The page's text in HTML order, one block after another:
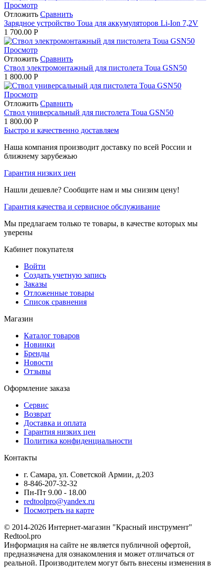
Просмотр
Отложить Сравнить
Зарядное устройство Toua для аккумуляторов Li-Ion 7,2V
1 700.00 Р
Просмотр
Отложить Сравнить
Ствол электромонтажный для пистолета Toua GSN50
1 800.00 Р
Просмотр
Отложить Сравнить
Ствол универсальный для пистолета Toua GSN50
1 800.00 Р
Быстро и качественно доставляем
Наша компания производит доставку по всей России и
ближнему зарубежью
Гарантия низких цен
Нашли дешевле? Сообщите нам и мы снизим цену!
Гарантия качества и сервисное обслуживание
Мы предлагаем только те товары, в качестве которых мы
уверены
Кабинет покупателя
Войти
Создать учетную запись
Заказы
Отложенные товары
Список сравнения
Магазин
Каталог товаров
Новинки
Бренды
Новости
Отзывы
Оформление заказа
Сервис
Возврат
Доставка и оплата
Гарантия низких цен
Политика конфиденциальности
Контакты
г. Самара, ул. Советской Армии, д.203
8-846-207-32-32
Пн-Пт 9.00 - 18.00
redtoolpro@yandex.ru
Посмотреть на карте
© 2014-2026 Интернет-магазин "Красный инструмент"
Redtool.pro
Информация на сайте не является публичной офертой,
предназначена для ознакомления и может отличаться от
реальной. Производителем могут быть внесены изменения в